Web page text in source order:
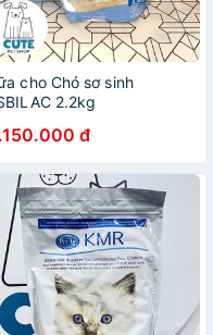
cho Chó sơ sinh
2.2kg
đ